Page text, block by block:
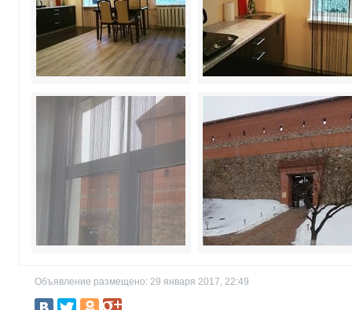
Объявление размещено: 29 января 2017, 22:49